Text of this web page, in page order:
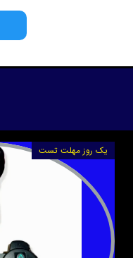
یک روز مهلت تست